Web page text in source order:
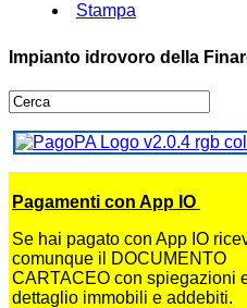
Stampa
Impianto idrovoro della
Pagamenti con App IO
Se hai pagato con App IO
comunque il DOCUMENTO
CARTACEO con spiegazioni
dettaglio immobili e addebiti.